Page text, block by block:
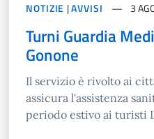
NOTIZIE |AVVISI 3
Turni Guardia
Gonone
Il servizio è rivolto ai
assicura l'assistenza
periodo estivo ai turisti